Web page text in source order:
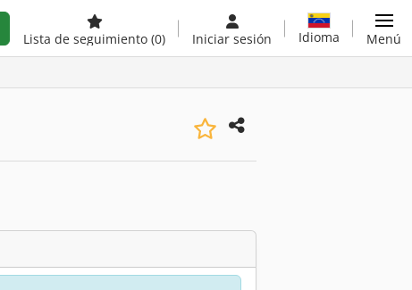
Lista de seguimiento (0) Iniciar sesión Idioma Menú